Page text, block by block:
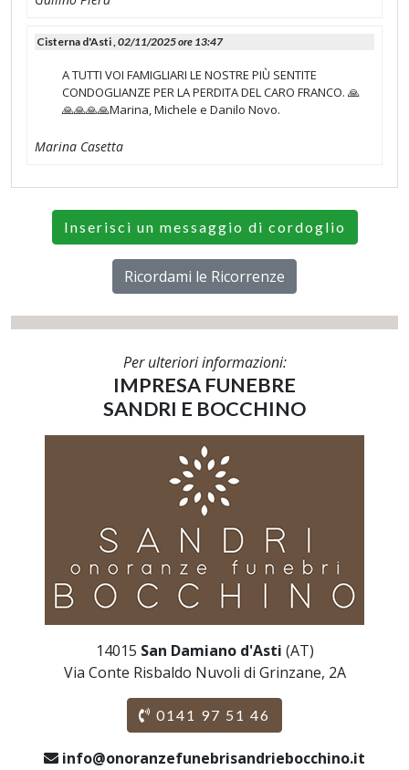
Cisterna d'Asti ,02/11/2025 ore 13:47
A TUTTI VOI FAMIGLIARI LE NOSTRE PIÙ SENTITE
CONDOGLIANZE PER LA PERDITA DEL CARO FRANCO. 🙏
🙏🙏🙏🙏Marina, Michele e Danilo Novo.
Marina Casetta
Inserisci un messaggio di cordoglio
Ricordami le Ricorrenze
Per ulteriori informazioni:
IMPRESA FUNEBRE
SANDRI E BOCCHINO
14015 San Damiano d'Asti (AT)
Via Conte Risbaldo Nuvoli di Grinzane, 2A
0141 97 51 46
info@onoranzefunebrisandriebocchino.it